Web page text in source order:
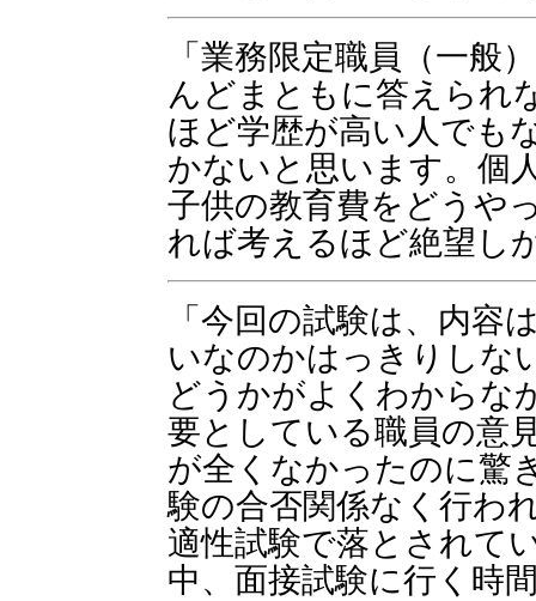
「業務限定職員（一般
んどまともに答えられ
ほど学歴が高い人でも
かないと思います。個
子供の教育費をどうや
れば考えるほど絶望し
「今回の試験は、内容
いなのかはっきりしな
どうかがよくわからな
要としている職員の意
が全くなかったのに驚
験の合否関係なく行わ
適性試験で落とされて
中、面接試験に行く時